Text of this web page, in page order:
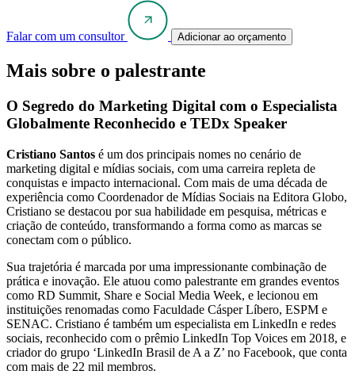
Falar com um consultor Adicionar ao orçamento
Mais sobre o palestrante
O Segredo do Marketing Digital com o Especialista
Globalmente Reconhecido e TEDx Speaker
Cristiano Santos é um dos principais nomes no cenário de
marketing digital e mídias sociais, com uma carreira repleta de
conquistas e impacto internacional. Com mais de uma década de
experiência como Coordenador de Mídias Sociais na Editora Globo,
Cristiano se destacou por sua habilidade em pesquisa, métricas e
criação de conteúdo, transformando a forma como as marcas se
conectam com o público.
Sua trajetória é marcada por uma impressionante combinação de
prática e inovação. Ele atuou como palestrante em grandes eventos
como RD Summit, Share e Social Media Week, e lecionou em
instituições renomadas como Faculdade Cásper Líbero, ESPM e
SENAC. Cristiano é também um especialista em LinkedIn e redes
sociais, reconhecido com o prêmio LinkedIn Top Voices em 2018, e
criador do grupo ‘LinkedIn Brasil de A a Z’ no Facebook, que conta
com mais de 22 mil membros.